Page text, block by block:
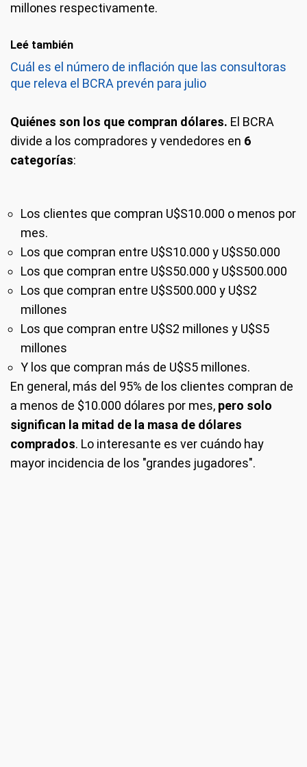
millones respectivamente.
Leé también
Cuál es el número de inflación que las consultoras
que releva el BCRA prevén para julio
Quiénes son los que compran dólares. El BCRA
divide a los compradores y vendedores en 6
categorías:
Los clientes que compran U$S10.000 o menos por
mes.
Los que compran entre U$S10.000 y U$S50.000
Los que compran entre U$S50.000 y U$S500.000
Los que compran entre U$S500.000 y U$S2
millones
Los que compran entre U$S2 millones y U$S5
millones
Y los que compran más de U$S5 millones.
En general, más del 95% de los clientes compran de
a menos de $10.000 dólares por mes, pero solo
significan la mitad de la masa de dólares
comprados. Lo interesante es ver cuándo hay
mayor incidencia de los "grandes jugadores".